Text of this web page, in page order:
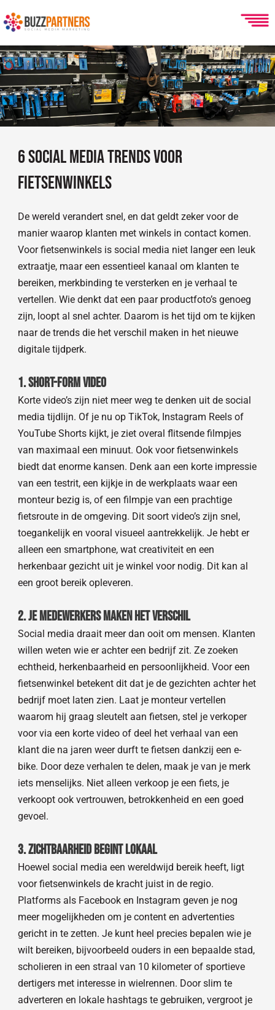
naar
inhoud
6 social media trends voor
fietsenwinkels
De wereld verandert snel, en dat geldt zeker voor de
manier waarop klanten met winkels in contact komen.
Voor fietsenwinkels is social media niet langer een leuk
extraatje, maar een essentieel kanaal om klanten te
bereiken, merkbinding te versterken en je verhaal te
vertellen. Wie denkt dat een paar productfoto’s genoeg
zijn, loopt al snel achter. Daarom is het tijd om te kijken
naar de trends die het verschil maken in het nieuwe
digitale tijdperk.
1. Short-form video
Korte video’s zijn niet meer weg te denken uit de social
media tijdlijn. Of je nu op TikTok, Instagram Reels of
YouTube Shorts kijkt, je ziet overal flitsende filmpjes
van maximaal een minuut. Ook voor fietsenwinkels
biedt dat enorme kansen. Denk aan een korte impressie
van een testrit, een kijkje in de werkplaats waar een
monteur bezig is, of een filmpje van een prachtige
fietsroute in de omgeving. Dit soort video’s zijn snel,
toegankelijk en vooral visueel aantrekkelijk. Je hebt er
alleen een smartphone, wat creativiteit en een
herkenbaar gezicht uit je winkel voor nodig. Dit kan al
een groot bereik opleveren.
2. Je medewerkers maken het verschil
Social media draait meer dan ooit om mensen. Klanten
willen weten wie er achter een bedrijf zit. Ze zoeken
echtheid, herkenbaarheid en persoonlijkheid. Voor een
fietsenwinkel betekent dit dat je de gezichten achter het
bedrijf moet laten zien. Laat je monteur vertellen
waarom hij graag sleutelt aan fietsen, stel je verkoper
voor via een korte video of deel het verhaal van een
klant die na jaren weer durft te fietsen dankzij een e-
bike. Door deze verhalen te delen, maak je van je merk
iets menselijks. Niet alleen verkoop je een fiets, je
verkoopt ook vertrouwen, betrokkenheid en een goed
gevoel.
3. Zichtbaarheid begint lokaal
Hoewel social media een wereldwijd bereik heeft, ligt
voor fietsenwinkels de kracht juist in de regio.
Platforms als Facebook en Instagram geven je nog
meer mogelijkheden om je content en advertenties
gericht in te zetten. Je kunt heel precies bepalen wie je
wilt bereiken, bijvoorbeeld ouders in een bepaalde stad,
scholieren in een straal van 10 kilometer of sportieve
dertigers met interesse in wielrennen. Door slim te
adverteren en lokale hashtags te gebruiken, vergroot je